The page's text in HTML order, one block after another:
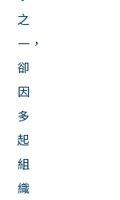
之
一，
卻
因
多
起
組
織